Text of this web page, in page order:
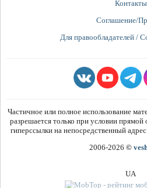
Контакты
Соглашение/
Для правообладателей /
Частичное или полное использование
разрешается только при условии
гиперссылки на непосредственный
2006-2026 ©
UA